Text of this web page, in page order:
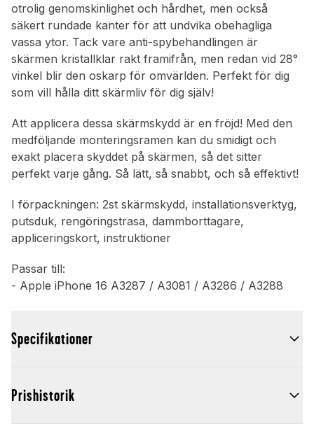
otrolig genomskinlighet och hårdhet, men också
säkert rundade kanter för att undvika obehagliga
vassa ytor. Tack vare anti-spybehandlingen är
skärmen kristallklar rakt framifrån, men redan vid 28°
vinkel blir den oskarp för omvärlden. Perfekt för dig
som vill hålla ditt skärmliv för dig själv!
Att applicera dessa skärmskydd är en fröjd! Med den
medföljande monteringsramen kan du smidigt och
exakt placera skyddet på skärmen, så det sitter
perfekt varje gång. Så lätt, så snabbt, och så effektivt!
I förpackningen: 2st skärmskydd, installationsverktyg,
putsduk, rengöringstrasa, dammborttagare,
appliceringskort, instruktioner
Passar till:
- Apple iPhone 16 A3287 / A3081 / A3286 / A3288
Specifikationer
Prishistorik